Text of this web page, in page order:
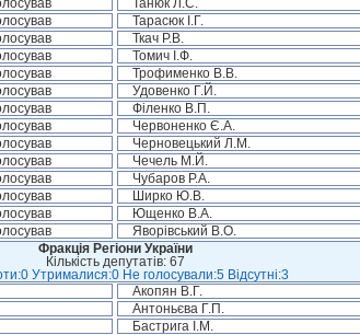
Танюк Л.С.
Тарасюк І.Г.
Ткач Р.В.
Томич І.Ф.
Трофименко В.В.
Удовенко Г.Й.
Філенко В.П.
Червоненко Є.А.
Черновецький Л.М.
Чечель М.Й.
Чубаров Р.А.
Ширко Ю.В.
Ющенко В.А.
Яворівський В.О.
Фракція Регіони України
Кількість депутатів: 67
Утрималися:0 Не голосували:5 Відсутні:3
Акопян В.Г.
Антоньєва Г.П.
Бастрига І.М.